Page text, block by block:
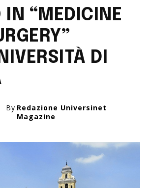
IN “MEDICINE
DI
By Redazione Universinet
Magazine